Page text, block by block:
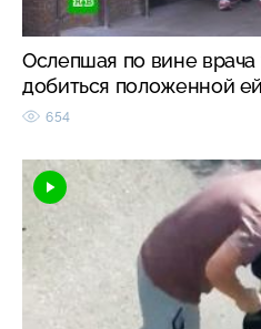
Ослепшая по вине
добиться положенной
654